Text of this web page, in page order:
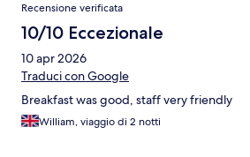
Recensione verificata
10/10 Eccezionale
10 apr 2026
Traduci con Google
Breakfast was good, staff very friendly
William, viaggio di 2 notti